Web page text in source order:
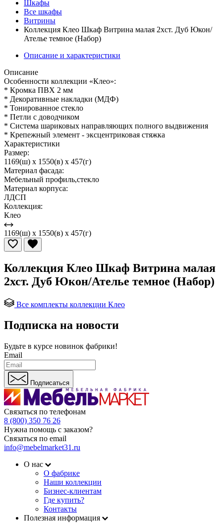
Шкафы
Все шкафы
Витрины
Коллекция Клео Шкаф Витрина малая 2хст. Дуб Юкон/
Ателье темное (Набор)
Описание и характеристики
Описание
Особенности коллекции «Клео»:
* Кромка ПВХ 2 мм
* Декоративные накладки (МДФ)
* Тонированное стекло
* Петли с доводчиком
* Система шариковых направляющих полного выдвижения
* Крепежный элемент - эксцентриковая стяжка
Характеристики
Размер:
1169(ш) x 1550(в) x 457(г)
Материал фасада:
Мебельный профиль,стекло
Материал корпуса:
ЛДСП
Коллекция:
Клео
1169(ш) x 1550(в) x 457(г)
Коллекция Клео Шкаф Витрина малая
2хст. Дуб Юкон/Ателье темное (Набор)
Все комплекты коллекции Клео
Подписка на новости
Будьте в курсе новинок фабрики!
Email
Подписаться
Связаться по телефонам
8 (800) 350 76 26
Нужна помощь с заказом?
Связаться по email
info@mebelmarket31.ru
О нас
О фабрике
Наши коллекции
Бизнес-клиентам
Где купить?
Контакты
Полезная информация